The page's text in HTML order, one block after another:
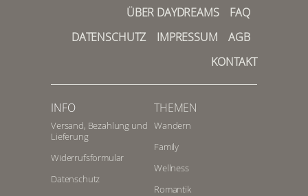
ÜBER DAYDREAMS
FAQ
DATENSCHUTZ
IMPRESSUM
AGB
KONTAKT
INFO
Versand, Bezahlung und
Lieferung
Widerrufsformular
Datenschutz
THEMEN
Wandern
Family
Wellness
Romantik